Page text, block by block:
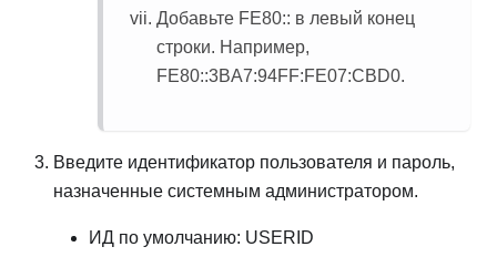
Добавьте FE80:: в левый конец
строки. Например,
FE80::3BA7:94FF:FE07:CBD0.
Введите идентификатор пользователя и пароль,
назначенные системным администратором.
ИД по умолчанию: USERID